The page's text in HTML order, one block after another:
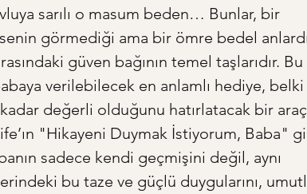
sarılı o masum beden… Bunlar, bir
görmediği ama bir ömre bedel
güven bağının temel taşlarıdır. Bu
verilebilecek en anlamlı hediye,
değerli olduğunu hatırlatacak bir araç
"Hikayeni Duymak İstiyorum, Baba"
sadece kendi geçmişini değil, aynı
bu taze ve güçlü duygularını,